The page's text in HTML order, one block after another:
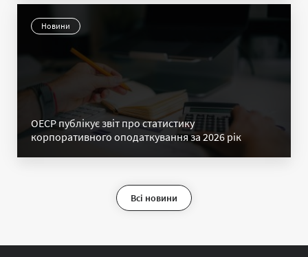
Новини
ОЕСР публікує звіт про статистику
корпоративного оподаткування за 2026 рік
Всі новини